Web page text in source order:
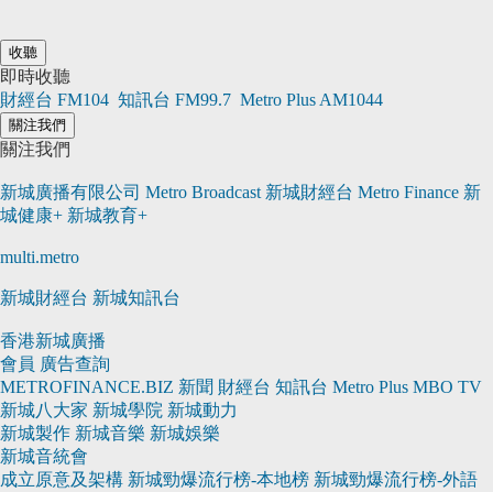
收聽
即時收聽
財經台 FM104 知訊台 FM99.7 Metro Plus AM1044
關注我們
關注我們
新城廣播有限公司 Metro Broadcast 新城財經台 Metro Finance 新
城健康+ 新城教育+
multi.metro
新城財經台 新城知訊台
香港新城廣播
會員 廣告查詢
METROFINANCE.BIZ 新聞 財經台 知訊台 Metro Plus MBO TV
新城八大家 新城學院 新城動力
新城製作 新城音樂 新城娛樂
新城音統會
成立原意及架構 新城勁爆流行榜-本地榜 新城勁爆流行榜-外語